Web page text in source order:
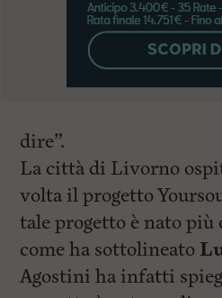
dire”.
La città di Livorno
volta il progetto
tale progetto è nato più
come ha sottolineato
Agostini ha infatti